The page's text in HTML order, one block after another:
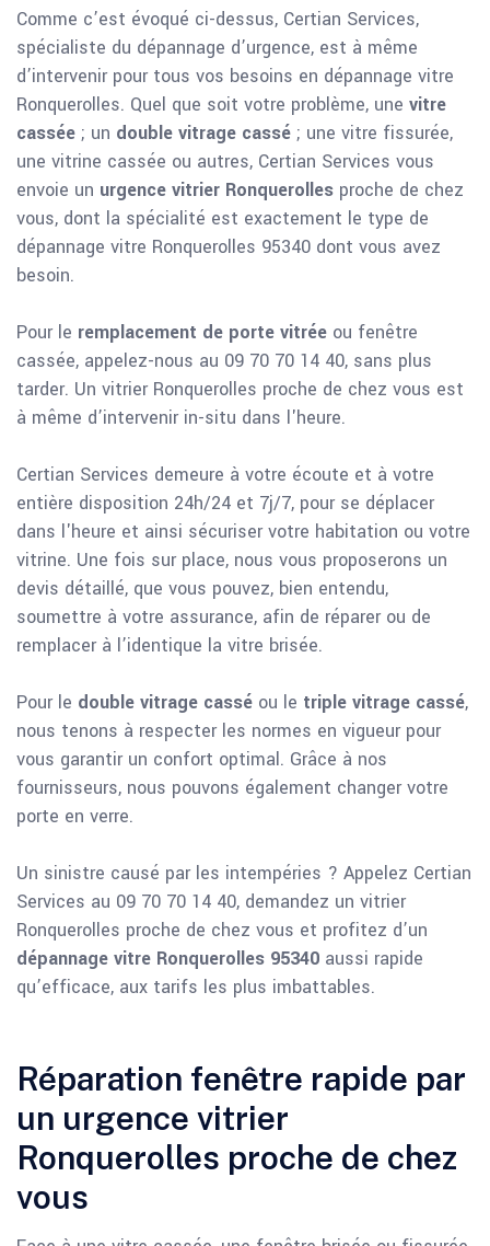
Comme c’est évoqué ci-dessus, Certian Services,
spécialiste du dépannage d’urgence, est à même
d’intervenir pour tous vos besoins en dépannage vitre
Ronquerolles. Quel que soit votre problème, une vitre
cassée ; un double vitrage cassé ; une vitre fissurée,
une vitrine cassée ou autres, Certian Services vous
envoie un urgence vitrier Ronquerolles proche de chez
vous, dont la spécialité est exactement le type de
dépannage vitre Ronquerolles 95340 dont vous avez
besoin.
Pour le remplacement de porte vitrée ou fenêtre
cassée, appelez-nous au 09 70 70 14 40, sans plus
tarder. Un vitrier Ronquerolles proche de chez vous est
à même d’intervenir in-situ dans l'heure.
Certian Services demeure à votre écoute et à votre
entière disposition 24h/24 et 7j/7, pour se déplacer
dans l'heure et ainsi sécuriser votre habitation ou votre
vitrine. Une fois sur place, nous vous proposerons un
devis détaillé, que vous pouvez, bien entendu,
soumettre à votre assurance, afin de réparer ou de
remplacer à l’identique la vitre brisée.
Pour le double vitrage cassé ou le triple vitrage cassé,
nous tenons à respecter les normes en vigueur pour
vous garantir un confort optimal. Grâce à nos
fournisseurs, nous pouvons également changer votre
porte en verre.
Un sinistre causé par les intempéries ? Appelez Certian
Services au 09 70 70 14 40, demandez un vitrier
Ronquerolles proche de chez vous et profitez d’un
dépannage vitre Ronquerolles 95340 aussi rapide
qu’efficace, aux tarifs les plus imbattables.
Réparation fenêtre rapide par
un urgence vitrier
Ronquerolles proche de chez
vous